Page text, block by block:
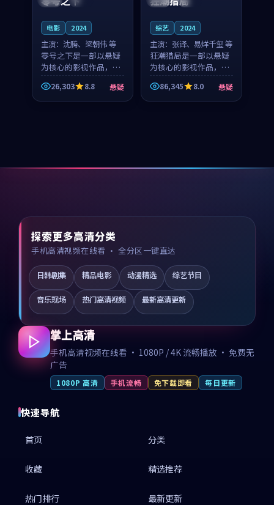
电影 2024
主演： 沈腾、梁朝伟 等
零号之下是一部以悬疑
为核心的影视作品，围
绕危机、反转与人物成
长展开，整体节奏紧
凑，值得推荐观看。
26,303 8.8 悬疑
综艺 2024
主演： 张译、易烊千玺 等
狂潮猎局是一部以悬疑
为核心的影视作品，围
绕危机、反转与人物成
长展开，整体节奏紧
凑，值得推荐观看。
86,345 8.0 悬疑
探索更多高清分类
手机高清视频在线看 · 全分区一键直达
日韩剧集 精品电影 动漫精选 综艺节目
音乐现场 热门高清视频 最新高清更新
掌上高清
手机高清视频在线看 · 1080P / 4K 流畅播放 · 免费无
广告
1080P 高清 手机流畅 免下载即看 每日更新
快速导航
首页 分类
收藏 精选推荐
热门排行 最新更新